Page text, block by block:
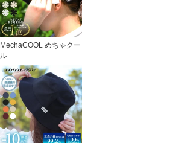
MechaCOOL めちゃクー
ル